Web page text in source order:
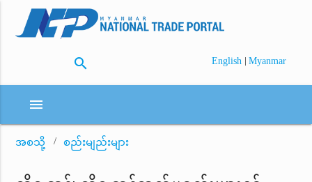
search English | Myanmar
menu
အစသို့ စည်းမျည်းများ